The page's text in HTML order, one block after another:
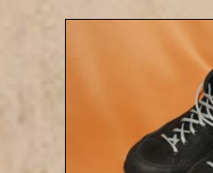
Alte
mit